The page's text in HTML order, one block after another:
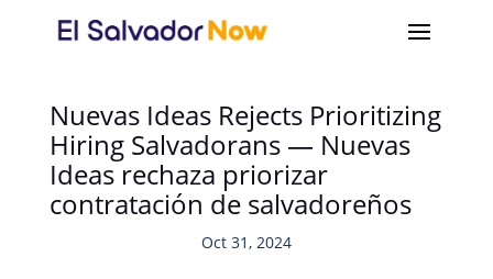
Nuevas Ideas Rejects Prioritizing
Hiring Salvadorans — Nuevas
Ideas rechaza priorizar
contratación de salvadoreños
Oct 31, 2024